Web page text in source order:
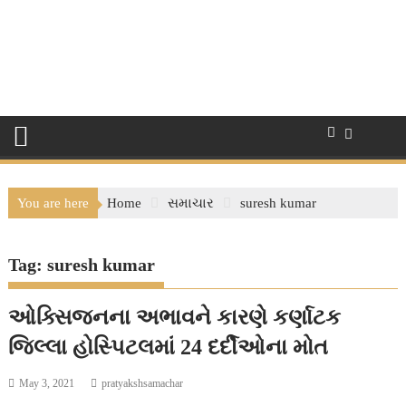
You are here Home સમાચાર suresh kumar
Tag:suresh kumar
ઓક્સિજનના અભાવને કારણે કર્ણાટક
જિલ્લા હોસ્પિટલમાં 24 દર્દીઓના મોત
May 3, 2021 pratyakshsamachar